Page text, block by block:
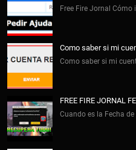
Free Fire Jornal
Como saber si mi
Como saber si mi
FREE FIRE JORNAL
Cuando es la Fecha